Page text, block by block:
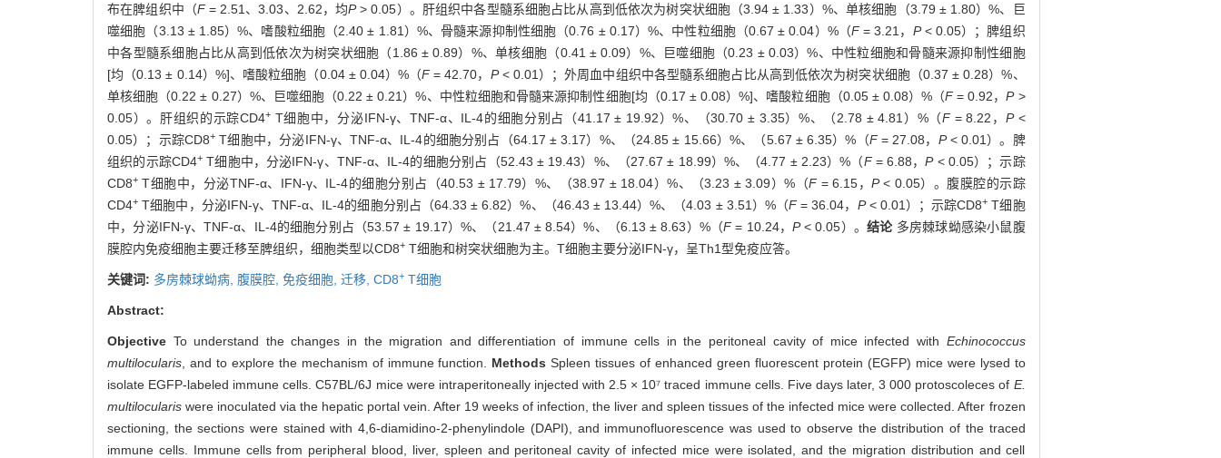
布在脾组织中（F= 2.51、3.03、2.62，均P> 0.05）。肝组织中各型髓系细胞占比从高到低依次为树突状细胞（3.94 ± 1.33）%、单核细胞（3.79 ± 1.80）%、巨
噬细胞（3.13 ± 1.85）%、嗜酸粒细胞（2.40 ± 1.81）%、骨髓来源抑制性细胞（0.76 ± 0.17）%、中性粒细胞（0.67 ± 0.04）%（F= 3.21， P< 0.05）；脾组织
中各型髓系细胞占比从高到低依次为树突状细胞（1.86 ± 0.89）%、单核细胞（0.41 ± 0.09）%、巨噬细胞（0.23 ± 0.03）%、中性粒细胞和骨髓来源抑制性细胞
[均（0.13 ± 0.14）%]、嗜酸粒细胞（0.04 ± 0.04）%（F = 42.70， P< 0.01）；外周血中组织中各型髓系细胞占比从高到低依次为树突状细胞（0.37 ± 0.28）%、
单核细胞（0.22 ± 0.27）%、巨噬细胞（0.22 ± 0.21）%、中性粒细胞和骨髓来源抑制性细胞[均（0.17 ± 0.08）%]、嗜酸粒细胞（0.05 ± 0.08）%（F = 0.92，P>
0.05）。肝组织的示踪CD4+ T细胞中，分泌IFN-γ、TNF-α、IL-4的细胞分别占（41.17 ± 19.92）%、（30.70 ± 3.35）%、（2.78 ± 4.81）%（F = 8.22， P<
0.05）；示踪CD8+T细胞中，分泌IFN-γ、TNF-α、IL-4的细胞分别占（64.17 ± 3.17）%、（24.85 ± 15.66）%、（5.67 ± 6.35）%（F= 27.08， P< 0.01）。脾
组织的示踪CD4+T细胞中，分泌IFN-γ、TNF-α、IL-4的细胞分别占（52.43 ± 19.43）%、（27.67 ± 18.99）%、（4.77 ± 2.23）%（F= 6.88，P< 0.05）；示踪
CD8+ T细胞中，分泌TNF-α、IFN-γ、IL-4的细胞分别占（40.53 ± 17.79）%、（38.97 ± 18.04）%、（3.23 ± 3.09）%（F = 6.15， P< 0.05）。腹膜腔的示踪
CD4+ T细胞中，分泌IFN-γ、TNF-α、IL-4的细胞分别占（64.33 ± 6.82）%、（46.43 ± 13.44）%、（4.03 ± 3.51）%（F = 36.04， P< 0.01）；示踪CD8+ T细胞
中，分泌IFN-γ、TNF-α、IL-4的细胞分别占（53.57 ± 19.17）%、（21.47 ± 8.54）%、（6.13 ± 8.63）%（F = 10.24，P< 0.05）。结论 多房棘球蚴感染小鼠腹
膜腔内免疫细胞主要迁移至脾组织，细胞类型以CD8+ T细胞和树突状细胞为主。T细胞主要分泌IFN-γ，呈Th1型免疫应答。
关键词: 多房棘球蚴病, 腹膜腔, 免疫细胞, 迁移, CD8+ T细胞
Abstract:
Objective To understand the changes in the migration and differentiation of immune cells in the peritoneal cavity of mice infected with Echinococcus
multilocularis , and to explore the mechanism of immune function. MethodsSpleen tissues of enhanced green fluorescent protein (EGFP) mice were lysed to
isolate EGFP-labeled immune cells. C57BL/6J mice were intraperitoneally injected with 2.5 × 10⁷ traced immune cells. Five days later, 3 000 protoscoleces of E.
multilocularis were inoculated via the hepatic portal vein. After 19 weeks of infection, the liver and spleen tissues of the infected mice were collected. After frozen
sectioning, the sections were stained with 4,6-diamidino-2-phenylindole (DAPI), and immunofluorescence was used to observe the distribution of the traced
immune cells. Immune cells from peripheral blood, liver, spleen and peritoneal cavity of infected mice were isolated, and the migration distribution and cell